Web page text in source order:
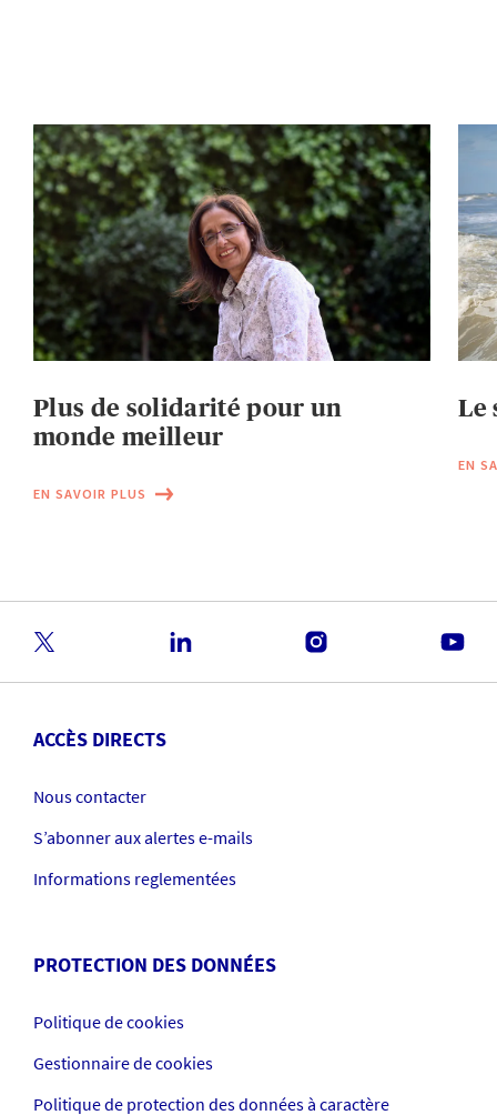
Plus de solidarité pour un
monde meilleur
EN SAVOIR PLUS
Le
EN
ACCÈS DIRECTS
Nous contacter
S’abonner aux alertes e-mails
Informations reglementées
PROTECTION DES DONNÉES
Politique de cookies
Gestionnaire de cookies
Politique de protection des données à caractère